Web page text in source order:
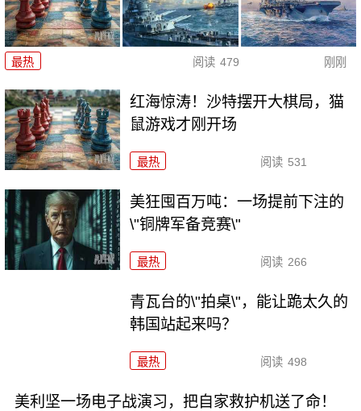
最热 阅读 479 刚刚
红海惊涛！沙特摆开大棋局，猫
鼠游戏才刚开场
最热 阅读 531
美狂囤百万吨：一场提前下注的
\"铜牌军备竞赛\"
最热 阅读 266
青瓦台的\"拍桌\"，能让跪太久的
韩国站起来吗？
最热 阅读 498
美利坚一场电子战演习，把自家救护机送了命！